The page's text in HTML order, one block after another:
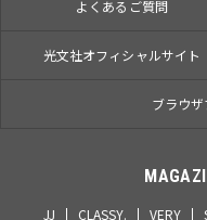
よくあるご質問
光文社オフィシャルサイト
ブラウ
JJ CLASSY. VERY